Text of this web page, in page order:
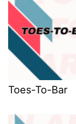
Toes-To-Bar